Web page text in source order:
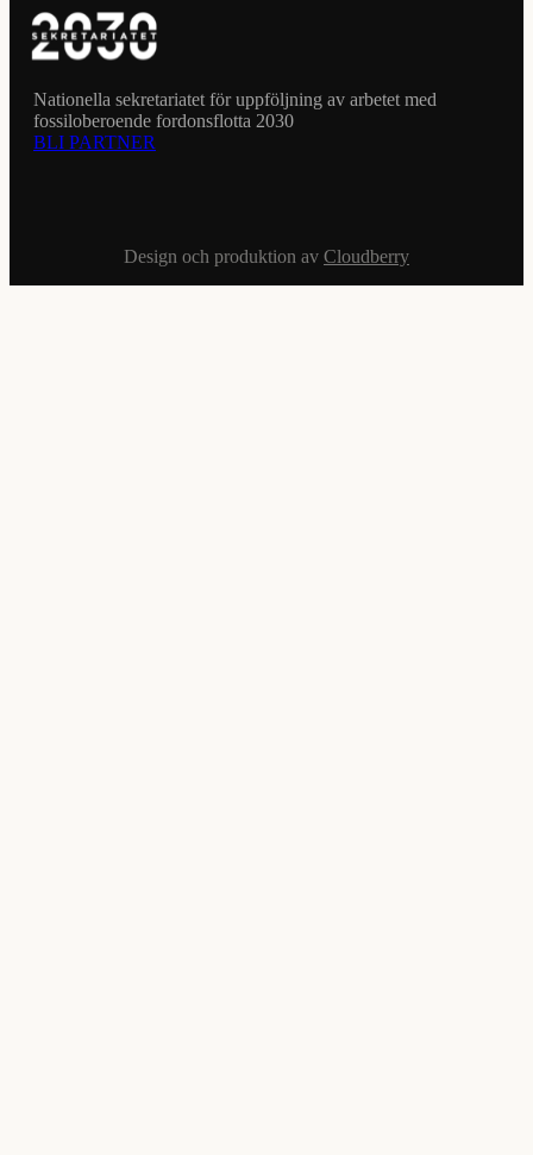
Nationella sekretariatet för uppföljning av arbetet med
fossiloberoende fordonsflotta 2030
BLI PARTNER
Design och produktion av Cloudberry